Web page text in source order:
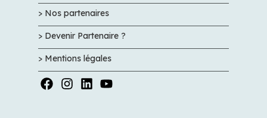
> Nos partenaires
> Devenir Partenaire ?
> Mentions légales